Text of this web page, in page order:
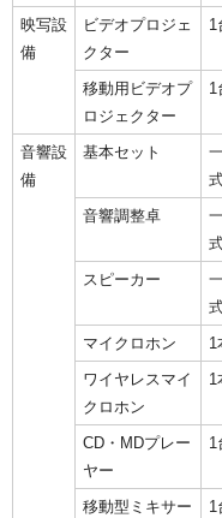
映写設
備
ビデオプロジェ
クター
1
移動用ビデオプ
ロジェクター
1
音響設
備
基本セット
音響調整卓
スピーカー
マイクロホン 1
ワイヤレスマイ
クロホン
1
CD・MDプレー
ヤー
1
移動型ミキサー 1